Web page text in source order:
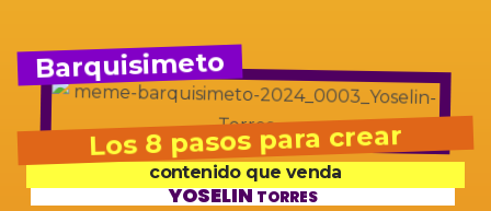
Barquisimeto
Los 8 pasos para crear
contenido que venda
YOSELINTORRES